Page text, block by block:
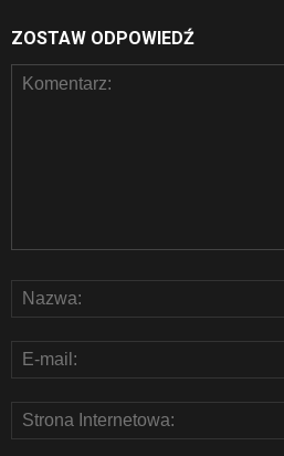
ZOSTAW ODPOWIEDŹ